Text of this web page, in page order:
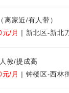
离家近/有人带）
/月 | 新北区-新北
教/提成高
/月 | 钟楼区-西林